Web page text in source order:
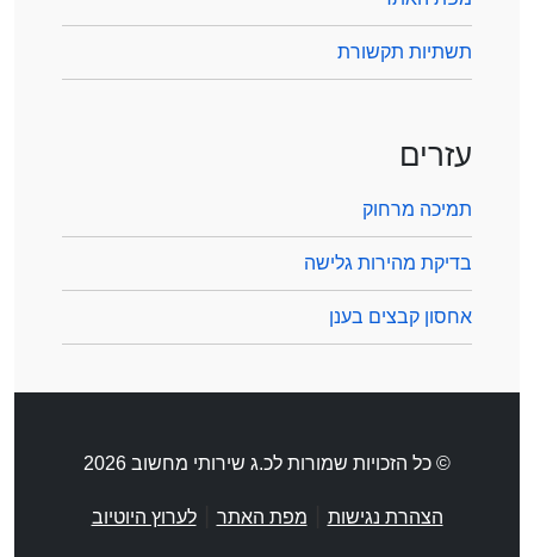
תשתיות תקשורת
עזרים
תמיכה מרחוק
בדיקת מהירות גלישה
אחסון קבצים בענן
© כל הזכויות שמורות לכ.ג שירותי מחשוב 2026
הצהרת נגישות מפת האתר |לערוץ היוטיוב